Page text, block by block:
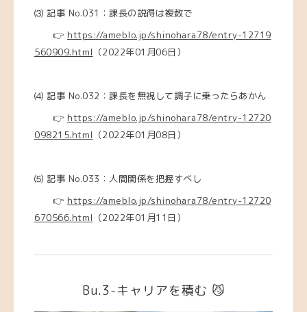
⑶ 記事 No.031：課長の説得は複数で
👉 https://ameblo.jp/shinohara78/entry-12719
560909.html （2022年01月06日）
⑷ 記事 No.032：課長を無視して調子に乗ったらあかん
👉 https://ameblo.jp/shinohara78/entry-12720
098215.html （2022年01月08日）
⑸ 記事 No.033：人間関係を把握すべし
👉 https://ameblo.jp/shinohara78/entry-12720
670566.html （2022年01月11日）
Bu.3-キャリアを積む 😼